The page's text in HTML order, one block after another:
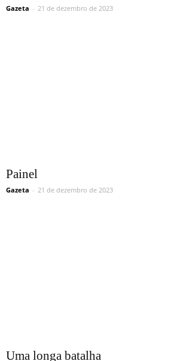
Gazeta - 21 de dezembro de 2023
Painel
Gazeta - 21 de dezembro de 2023
Uma longa batalha